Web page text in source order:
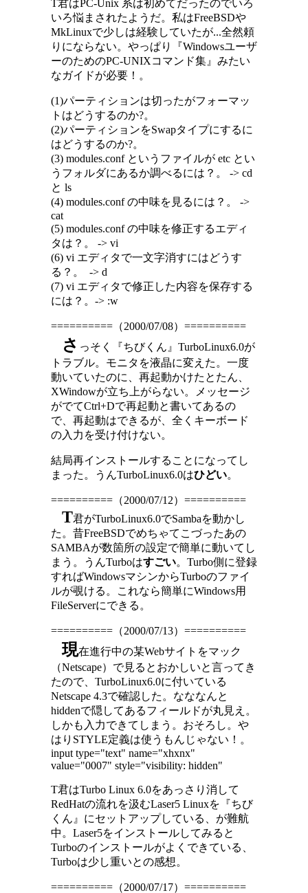
T君はPC-Unix 系は初めてだったのでいろ
いろ悩まされたようだ。私はFreeBSDや
MkLinuxで少しは経験していたが...全然頼
りにならない。やっぱり『Windowsユーザ
ーのためのPC-UNIXコマンド集』みたい
なガイドが必要！。
(1)パーティションは切ったがフォーマッ
トはどうするのか?。
(2)パーティションをSwapタイプにするに
はどうするのか?。
(3) modules.conf というファイルが etc とい
うフォルダにあるか調べるには？。 -> cd
と ls
(4) modules.conf の中味を見るには？。 ->
cat
(5) modules.conf の中味を修正するエディ
タは？。 -> vi
(6) vi エディタで一文字消すにはどうす
る？。 -> d
(7) vi エディタで修正した内容を保存する
には？。-> :w
==========（2000/07/08）==========
さ っそく『ちびくん』TurboLinux6.0が
トラブル。モニタを液晶に変えた。一度
動いていたのに、再起動かけたとたん、
XWindowが立ち上がらない。メッセージ
がでてCtrl+Dで再起動と書いてあるの
で、再起動はできるが、全くキーボード
の入力を受け付けない。
結局再インストールすることになってし
まった。うんTurboLinux6.0はひどい。
==========（2000/07/12）==========
T君がTurboLinux6.0でSambaを動かし
た。昔FreeBSDでめちゃてこづったあの
SAMBAが数箇所の設定で簡単に動いてし
まう。うんTurboはすごい。Turbo側に登録
すればWindowsマシンからTurboのファイ
ルが覗ける。これなら簡単にWindows用
FileServerにできる。
==========（2000/07/13）==========
現在進行中の某Webサイトをマック
（Netscape）で見るとおかしいと言ってき
たので、TurboLinux6.0に付いている
Netscape 4.3で確認した。なななんと
hiddenで隠してあるフィールドが丸見え。
しかも入力できてしまう。おそろし。や
はりSTYLE定義は使うもんじゃない！。
input type="text" name="xhxnx"
value="0007" style="visibility: hidden"
T君はTurbo Linux 6.0をあっさり消して
RedHatの流れを汲むLaser5 Linuxを『ちび
くん』にセットアップしている、が難航
中。Laser5をインストールしてみると
Turboのインストールがよくできている、
Turboは少し重いとの感想。
==========（2000/07/17）==========